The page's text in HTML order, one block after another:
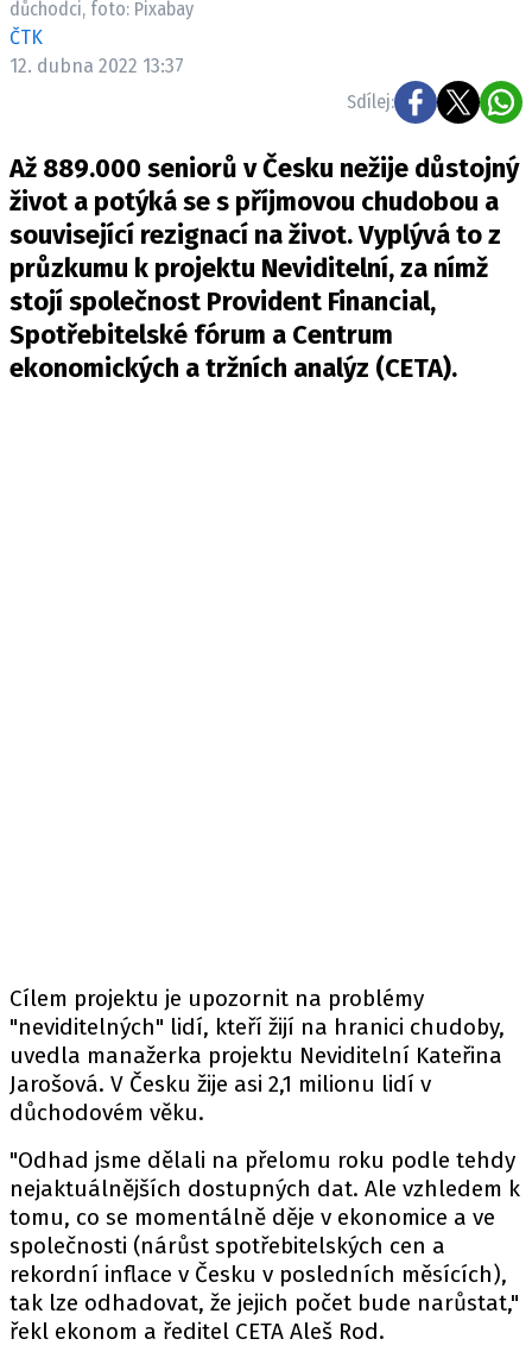
Pošlete e-mail na newsbox.cz
KONTAKT
VYDAVATEL
INZERCE
OSOBNÍ ÚDAJE / COOKIES
VOLNÁ MÍSTA
důchodci, foto: Pixabay
ČTK
12. dubna 2022 13:37
Sdílej:
Až 889.000 seniorů v Česku nežije důstojný
život a potýká se s příjmovou chudobou a
související rezignací na život. Vyplývá to z
průzkumu k projektu Neviditelní, za nímž
stojí společnost Provident Financial,
Spotřebitelské fórum a Centrum
ekonomických a tržních analýz (CETA).
Cílem projektu je upozornit na problémy
"neviditelných" lidí, kteří žijí na hranici chudoby,
uvedla manažerka projektu Neviditelní Kateřina
Jarošová. V Česku žije asi 2,1 milionu lidí v
důchodovém věku.
"Odhad jsme dělali na přelomu roku podle tehdy
nejaktuálnějších dostupných dat. Ale vzhledem k
tomu, co se momentálně děje v ekonomice a ve
společnosti (nárůst spotřebitelských cen a
rekordní inflace v Česku v posledních měsících),
tak lze odhadovat, že jejich počet bude narůstat,"
řekl ekonom a ředitel CETA Aleš Rod.